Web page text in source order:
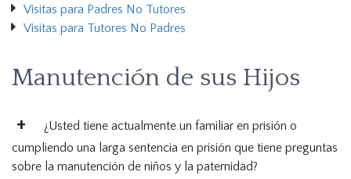
Visitas para Padres No Tutores
Visitas para Tutores No Padres
Manutención de sus Hijos
¿Usted tiene actualmente un familiar en prisión o
cumpliendo una larga sentencia en prisión que tiene preguntas
sobre la manutención de niños y la paternidad?